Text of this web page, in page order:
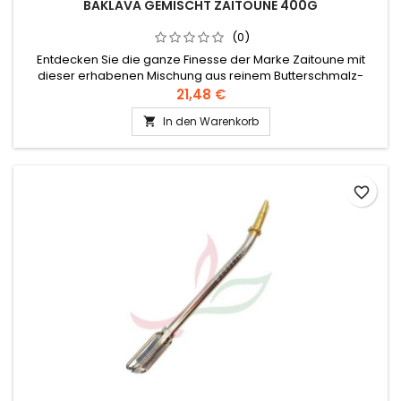
BAKLAVA GEMISCHT ZAITOUNE 400G
(0)
Entdecken Sie die ganze Finesse der Marke Zaitoune mit
dieser erhabenen Mischung aus reinem Butterschmalz-
Baklava, großzügig garniert mit Pistazien und Cashewnüssen.
Zutaten: Mehl, Butterschmalz, Zucker, Stärke, Salz,
Milchpulver, Pistazien, Cashewnüsse Authentisches
Levantiner Rezept
21,48 €
 In den Warenkorb
favorite_border